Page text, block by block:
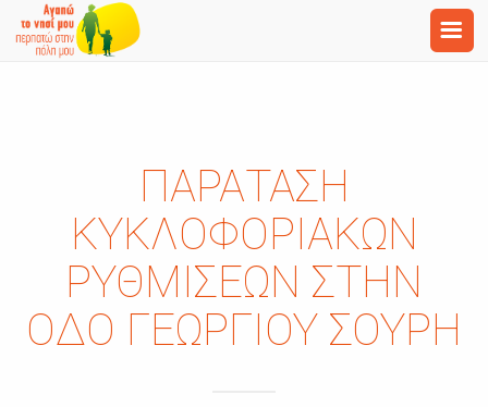
ΠΑΡΆΤΑΣΗ
ΚΥΚΛΟΦΟΡΙΑΚΏΝ
ΡΥΘΜΊΣΕΩΝ ΣΤΗΝ
ΟΔΌ ΓΕΩΡΓΊΟΥ ΣΟΥΡΉ